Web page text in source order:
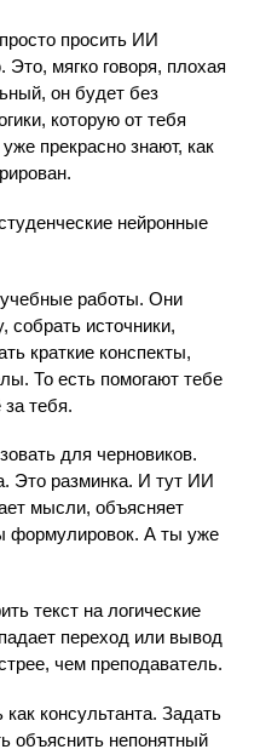
просить ИИ
мягко говоря, плохая
он будет без
которую от тебя
прекрасно знают, как
нейронные
работы. Они
собрать источники,
краткие конспекты,
То есть помогают тебе
тебя.
для черновиков.
Это разминка. И тут ИИ
мысли, объясняет
формулировок. А ты уже
текст на логические
переход или вывод
чем преподаватель.
консультанта. Задать
объяснить непонятный